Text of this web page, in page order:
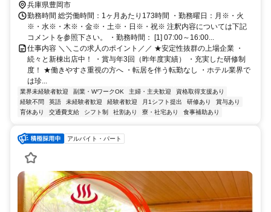
兵庫県豊岡市
勤務時間 総労働時間：1ヶ月あたり173時間 ・勤務曜日：月※・火
※・水※・木※・金※・土※・日※・祝※ 注釈内容については下記
コメントを参照下さい。 ・勤務時間： [1] 07:00～16:00...
仕事内容 ＼＼この求人のポイント／／ ★安定性抜群の上場企業 ・
続々と新棟出店中！ ・賞与年3回（昨年度実績） ・充実した研修制
度！ ★働きやすさ重視の方へ ・転居を伴う転勤なし ・ホテル業界で
は珍...
業界未経験者歓迎 副業・WワークOK 主婦・主夫歓迎
資格取得支援あり
経験不問
英語 未経験者歓迎 経験者歓迎 月1シフト提出 研修あり
賞与あり
育休あり
交通費支給 シフト制 社割あり 寮・社宅あり 食事補助あり
アルバイト・パート